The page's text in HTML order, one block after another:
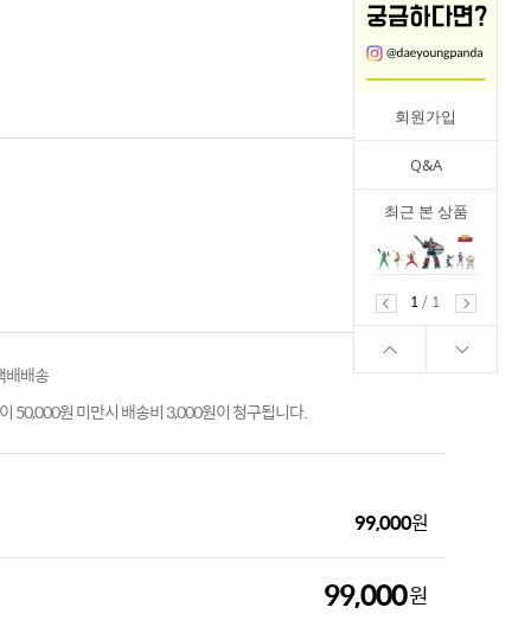
회원가입
Q&A
최근 본 상품
1
/ 1
배배송
50,000원 미만시 배송비 3,000원이 청구됩니다.
99,000원
99,000원